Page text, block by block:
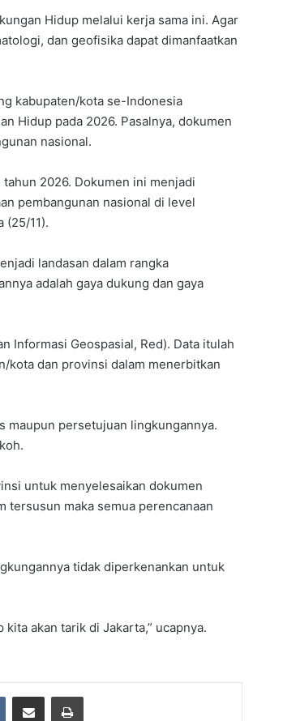
Hidup melalui kerja sama ini. Agar
dan geofisika dapat dimanfaatkan
kabupaten/kota se-Indonesia
Hidup pada 2026. Pasalnya, dokumen
nasional.
2026. Dokumen ini menjadi
pembangunan nasional di level
(25/11).
landasan dalam rangka
adalah gaya dukung dan gaya
Informasi Geospasial, Red). Data itulah
kota dan provinsi dalam menerbitkan
maupun persetujuan lingkungannya.
untuk menyelesaikan dokumen
tersusun maka semua perencanaan
tidak diperkenankan untuk
akan tarik di Jakarta,” ucapnya.
VKontakteShare via Email Print